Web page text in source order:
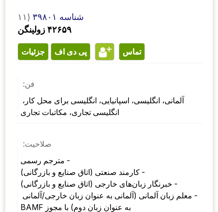
۱۱)
شناسه ۳۹۸۰۱
۴۲۶۵۹ زولینگن
جزئیات پی دی اف تماس
فن:
انگلیسی تجاری، مکاتبات تجاری
صلاحیت:
به عنوان زبان دوم) با مجوز BAMF